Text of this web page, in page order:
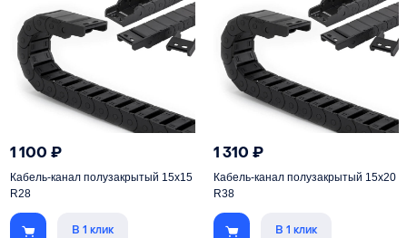
1 100₽
Кабель-канал полузакрытый 15х15
R28
В 1 клик
1 310₽
Кабель-канал полузакрытый 15х20
R38
В 1 клик